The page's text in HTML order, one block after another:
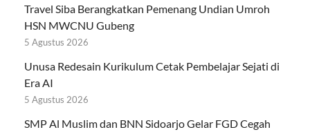
Travel Siba Berangkatkan Pemenang Undian Umroh
HSN MWCNU Gubeng
5 Agustus 2026
Unusa Redesain Kurikulum Cetak Pembelajar Sejati di
Era AI
5 Agustus 2026
SMP Al Muslim dan BNN Sidoarjo Gelar FGD Cegah